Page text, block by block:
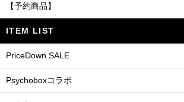
【予約商品】
ITEM LIST
PriceDown SALE
Psychoboxコラボ